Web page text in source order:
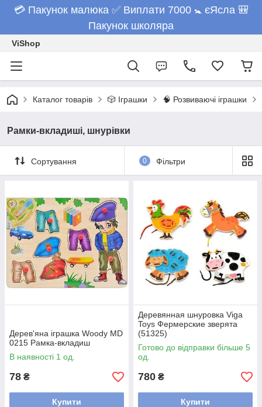
💳 Пакунок малюка ✅ Виплати 7000 🚼 єЯсла 🎒
Пакунок школяра
ViShop
Каталог товарів 🎲 Іграшки 🧠 Розвиваючі іграшки
Рамки-вкладиші, шнурівки
Сортування 0 Фільтри
Дерев'яна іграшка Woody MD
0215 Рамка-вкладиш
В наявності 1 од.
78 ₴
Купити
Деревянная шнуровка Viga
Toys Фермерские зверята
(51325)
Готово до відправки більше 5
од.
780 ₴
Купити